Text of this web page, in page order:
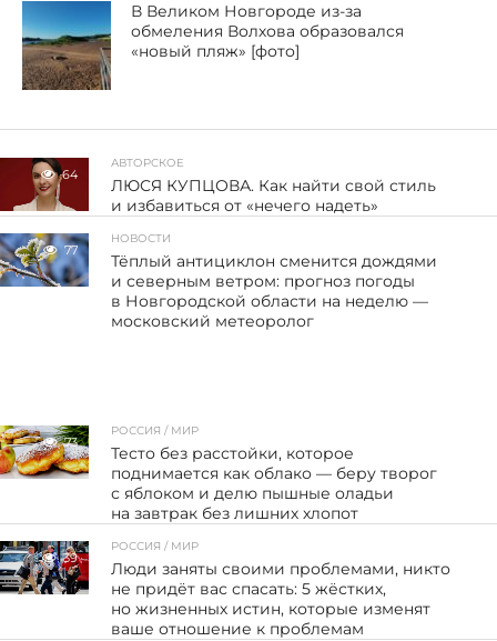
В Великом Новгороде из-за
обмеления Волхова образовался
«новый пляж» [фото]
64
АВТОРСКОЕ
ЛЮСЯ КУПЦОВА. Как найти свой стиль
и избавиться от «нечего надеть»
77
НОВОСТИ
Тёплый антициклон сменится дождями
и северным ветром: прогноз погоды
в Новгородской области на неделю —
московский метеоролог
73
РОССИЯ / МИР
Тесто без расстойки, которое
поднимается как облако — беру творог
с яблоком и делю пышные оладьи
на завтрак без лишних хлопот
39
РОССИЯ / МИР
Люди заняты своими проблемами, никто
не придёт вас спасать: 5 жёстких,
но жизненных истин, которые изменят
ваше отношение к проблемам